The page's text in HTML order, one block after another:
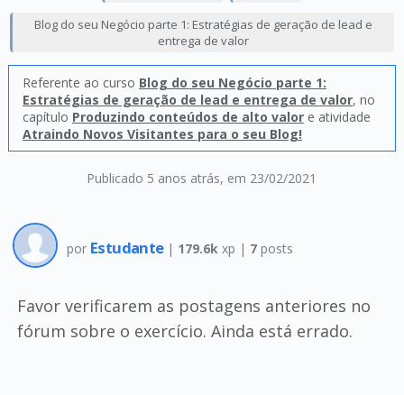
Publicado 5 anos atrás, em 23/02/2021
Blog do seu Negócio parte 1: Estratégias de geração de lead e
entrega de valor
Referente ao curso Blog do seu Negócio parte 1:
Estratégias de geração de lead e entrega de valor, no
capítulo Produzindo conteúdos de alto valore atividade
Atraindo Novos Visitantes para o seu Blog!
por Estudante | 179.6k xp | 7posts
Favor verificarem as postagens anteriores no
fórum sobre o exercício. Ainda está errado.